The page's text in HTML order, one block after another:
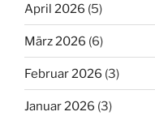
April 2026 (5)
März 2026 (6)
Februar 2026 (3)
Januar 2026 (3)